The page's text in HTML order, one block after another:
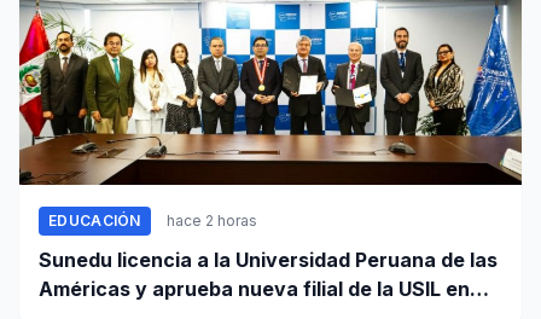
EDUCACIÓN hace 2 horas
Sunedu licencia a la Universidad Peruana de las
Américas y aprueba nueva filial de la USIL en